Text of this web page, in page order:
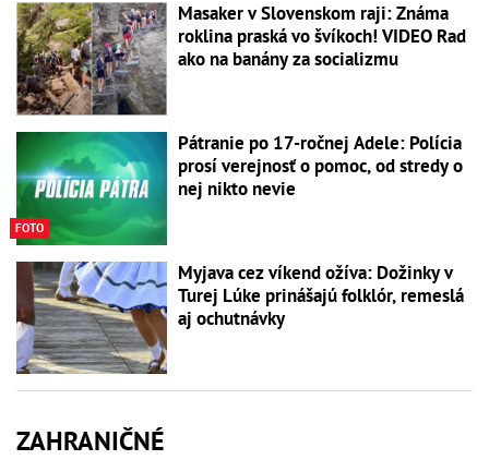
Masaker v Slovenskom raji: Známa
roklina praská vo švíkoch! VIDEO Rad
ako na banány za socializmu
FOTO
Pátranie po 17-ročnej Adele: Polícia
prosí verejnosť o pomoc, od stredy o
nej nikto nevie
Myjava cez víkend ožíva: Dožinky v
Turej Lúke prinášajú folklór, remeslá
aj ochutnávky
ZAHRANIČNÉ